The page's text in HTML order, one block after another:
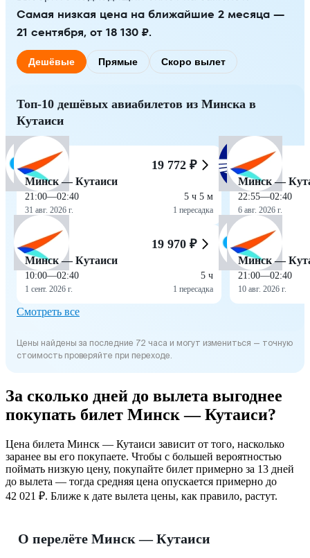
Самая низкая цена на ближайшие 2 месяца —
21 сентября, от 18 130 ₽.
Дешёвые Прямые Скоро вылет
Топ-10 дешёвых авиабилетов из Минска в
Кутаиси
19 772 ₽
Минск — Кутаиси
21:00—02:40
31 авг. 2026 г.
5 ч 5 м
1 пересадка
19 970 ₽
Минск — Кутаиси
10:00—02:40
1 сент. 2026 г.
5 ч
1 пересадка
Минск —
22:55—02:40
6 авг. 2026 г.
Минск —
21:00—02:40
10 авг. 2026 г.
Смотреть все
Цены найдены за последние 72 часа и могут измениться — точную
стоимость проверяйте при переходе.
За сколько дней до вылета выгоднее
покупать билет Минск — Кутаиси?
Цена билета Минск — Кутаиси зависит от того, насколько
заранее вы его покупаете. Чтобы с большей вероятностью
поймать низкую цену, покупайте билет примерно за 13 дней
до вылета — тогда средняя цена опускается примерно до
42 021 ₽. Ближе к дате вылета цены, как правило, растут.
О перелёте Минск — Кутаиси